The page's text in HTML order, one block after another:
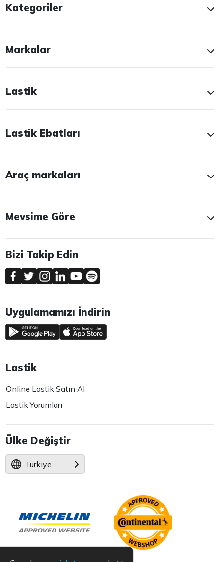
Kategoriler
Markalar
Lastik
Lastik Ebatları
Araç markaları
Mevsime Göre
Bizi Takip Edin
Uygulamamızı İndirin
Lastik
Online Lastik Satın Al
Lastik Yorumları
Ülke Değiştir
Türkiye